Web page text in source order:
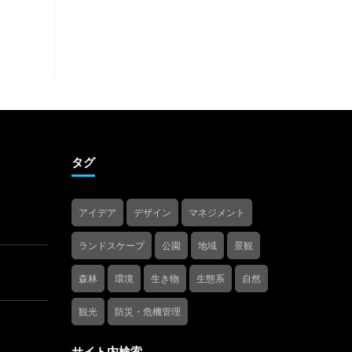
タグ
アイデア デザイン マネジメント
ランドスケープ 公園 地域 景観
森林 環境 生き物 生態系 自然
観光 防災・危機管理